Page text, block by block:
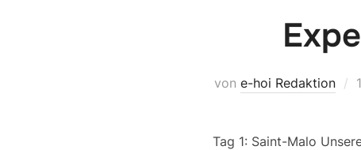
von e-hoi Redaktion
Tag 1: Saint-Malo